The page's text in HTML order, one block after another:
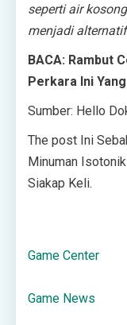
seperti air
menjadi
BACA: Rambut
Perkara Ini
Sumber: Hello
The post Ini
Minuman
Siakap Keli.
Game Center
Game News